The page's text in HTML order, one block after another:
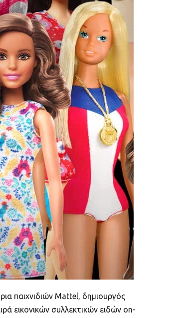
παιχνιδιών Mattel, δημιουργός
εικονικών συλλεκτικών ειδών on-